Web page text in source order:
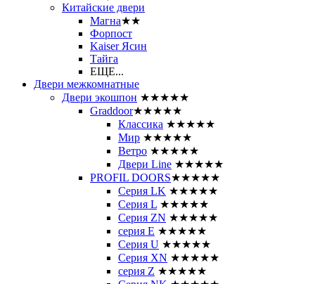
Китайские двери
Магна★★
Форпост
Kaiser Ясин
Тайга
ЕЩЕ...
Двери межкомнатные
Двери экошпон ★★★★★
Graddoor★★★★★
Классика ★★★★★
Мир ★★★★★
Ветро ★★★★★
Двери Line ★★★★★
PROFIL DOORS★★★★★
Серия LK ★★★★★
Серия L ★★★★★
Серия ZN ★★★★★
серия E ★★★★★
Серия U ★★★★★
Серия XN ★★★★★
серия Z ★★★★★